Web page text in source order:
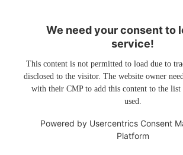
We need your consent to
service!
This content is not permitted to load due to
disclosed to the visitor. The website owner
with their CMP to add this content to the list
used.
Powered by Usercentrics Consent
Platform